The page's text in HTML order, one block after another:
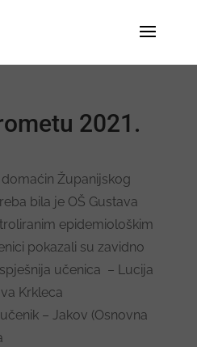
2021.
domaćin Županijskog
bila je OŠ Gustava
epidemiološkim
pokazali su zavidno
učenica – Lucija
Krkleca
– Jakov (Osnovna